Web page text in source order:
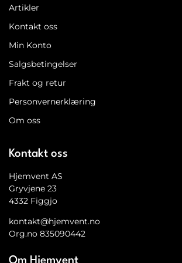
Artikler
Kontakt oss
Min Konto
Salgsbetingelser
Frakt og retur
Personvernerklæring
Om oss
Kontakt oss
Hjemvent AS
Gryvjene 23
4332 Figgjo
kontakt@hjemvent.no
Org.no 835090442